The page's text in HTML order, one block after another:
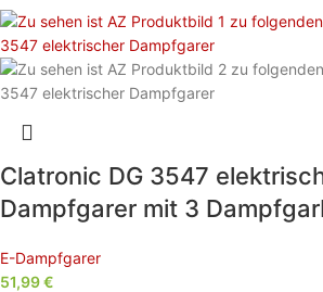
Clatronic DG 3547
Dampfgarer mit 3
E-Dampfgarer
51,99€